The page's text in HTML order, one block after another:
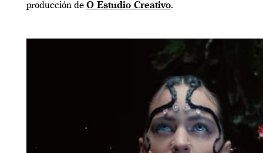
producción de O Estudio Creativo.